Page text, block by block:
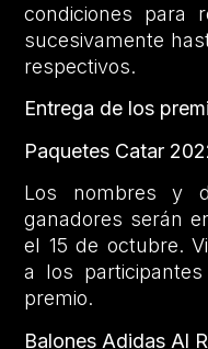
condiciones para
sucesivamente
respectivos.
Entrega de los
Paquetes Catar
Los nombres y
ganadores serán
el 15 de octubre.
a los
premio.
Balones Adidas Al